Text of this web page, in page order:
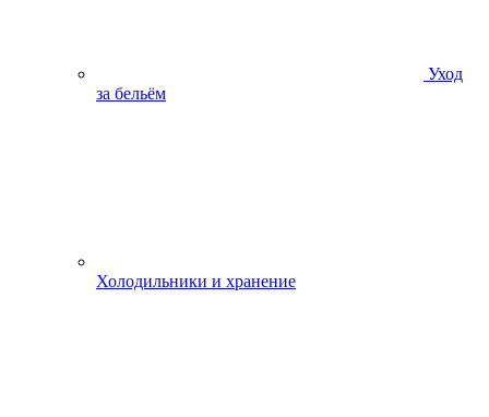
Уход
за бельём
Холодильники и хранение